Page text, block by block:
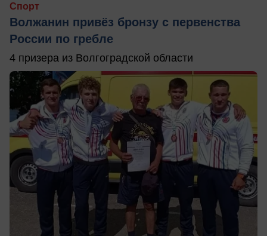
Спорт
Волжанин привёз бронзу с первенства
России по гребле
4 призера из Волгоградской области